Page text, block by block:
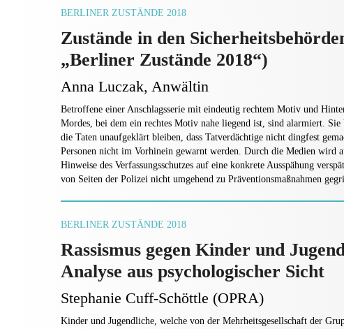
BERLINER ZUSTÄNDE 2018
Zustände in den
„Berliner Zustände 2018“)
Anna Luczak, Anwältin
Betroffene einer Anschlagsserie mit eindeutig rechtem Motiv und
Mordes, bei dem ein rechtes Motiv nahe liegend ist, sind alarmiert. Sie
die Taten unaufgeklärt bleiben, dass Tatverdächtige nicht dingfest
Personen nicht im Vorhinein gewarnt werden. Durch die Medien wird
Hinweise des Verfassungsschutzes auf eine konkrete Ausspähung
von Seiten der Polizei nicht umgehend zu Präventionsmaßnahmen
BERLINER ZUSTÄNDE 2018
Rassismus gegen Kinder und
Analyse aus psychologischer Sicht
Stephanie Cuff-Schöttle (OPRA)
Kinder und Jugendliche, welche von der Mehrheitsgesellschaft der